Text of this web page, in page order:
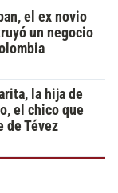
el ex novio
un negocio
la hija de
el chico que
de Tévez